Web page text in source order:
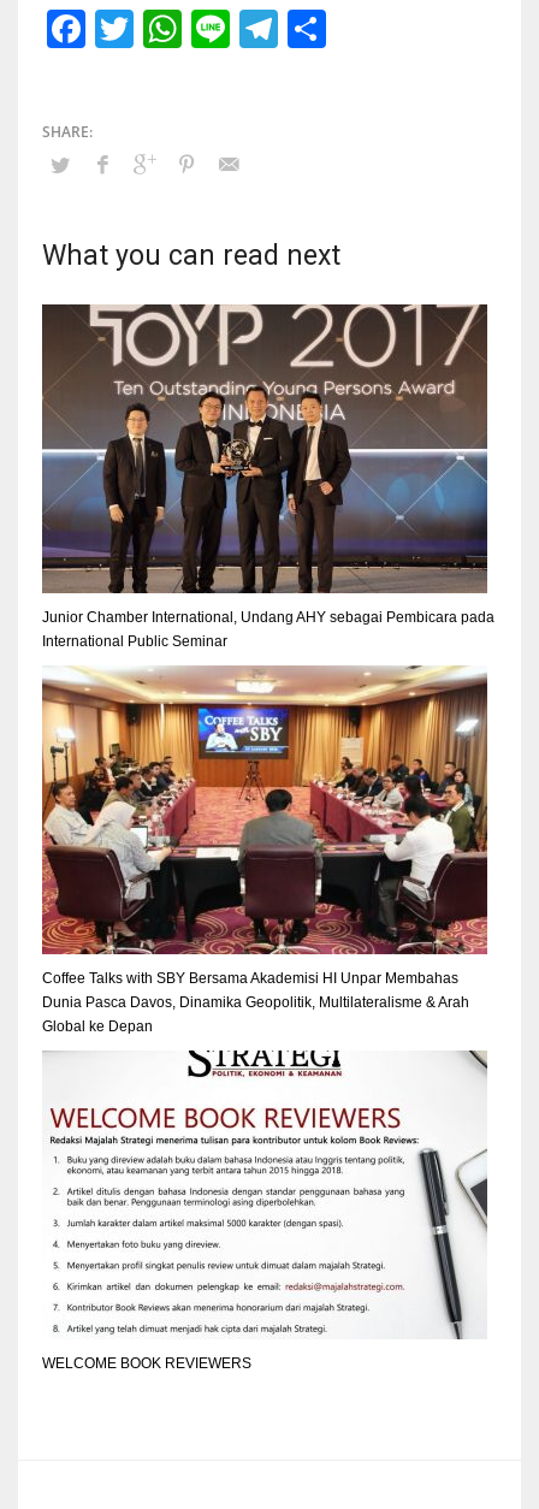
Facebook
Twitter
WhatsApp
LineTelegram
What you can read next
Junior Chamber International, Undang AHY sebagai Pembicara pada
International Public Seminar
Coffee Talks with SBY Bersama Akademisi HI Unpar Membahas
Dunia Pasca Davos, Dinamika Geopolitik, Multilateralisme & Arah
Global ke Depan
WELCOME BOOK REVIEWERS